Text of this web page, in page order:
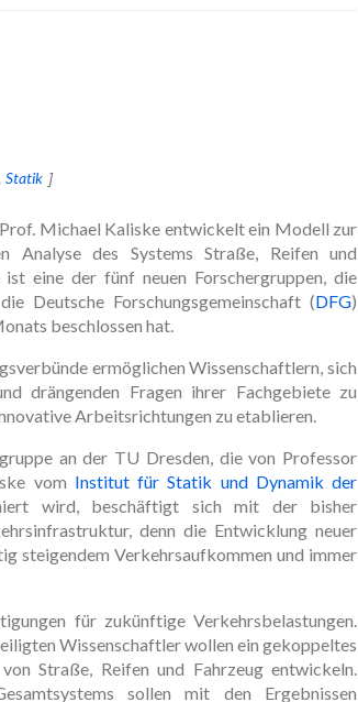
Statik
Prof. Michael Kaliske entwickelt ein Modell zur
Analyse des Systems Straße, Reifen und
ist eine der fünf neuen Forschergruppen, die
Deutsche Forschungsgemeinschaft (DFG)
beschlossen hat.
ermöglichen Wissenschaftlern, sich
drängenden Fragen ihrer Fachgebiete zu
Arbeitsrichtungen zu etablieren.
an der TU Dresden, die von Professor
vom Institut für Statik und Dynamik der
wird, beschäftigt sich mit der bisher
denn die Entwicklung neuer
steigendem Verkehrsaufkommen und immer
für zukünftige Verkehrsbelastungen.
Wissenschaftler wollen ein gekoppeltes
Straße, Reifen und Fahrzeug entwickeln.
sollen mit den Ergebnissen